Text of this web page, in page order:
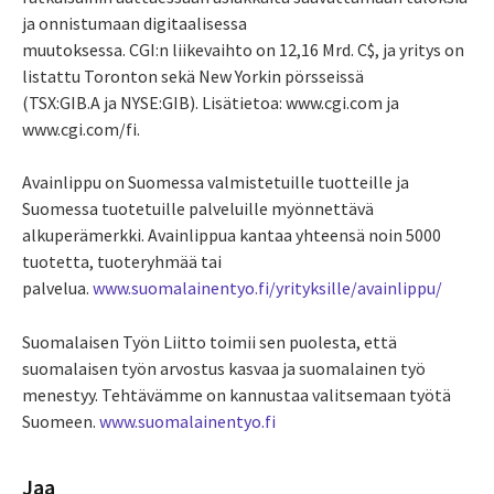
ja onnistumaan digitaalisessa
muutoksessa. CGI:n liikevaihto on 12,16 Mrd. C$, ja yritys on
listattu Toronton sekä New Yorkin pörsseissä
(TSX:GIB.A ja NYSE:GIB). Lisätietoa: www.cgi.com ja
www.cgi.com/fi.
Avainlippu on Suomessa valmistetuille tuotteille ja
Suomessa tuotetuille palveluille myönnettävä
alkuperämerkki. Avainlippua kantaa yhteensä noin 5000
tuotetta, tuoteryhmää tai
palvelua. www.suomalainentyo.fi/yrityksille/avainlippu/
Suomalaisen Työn Liitto toimii sen puolesta, että
suomalaisen työn arvostus kasvaa ja suomalainen työ
menestyy. Tehtävämme on kannustaa valitsemaan työtä
Suomeen. www.suomalainentyo.fi
Jaa